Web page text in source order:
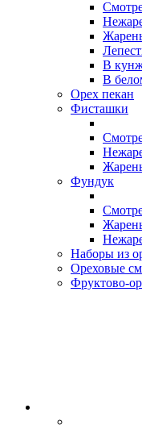
В
В
Орех пекан
Фисташки
Фундук
Наборы из
Ореховые
Фруктово-